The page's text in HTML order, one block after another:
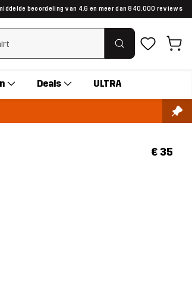
beoordeling van 4.6 en meer dan 840.000 reviews
Deals ULTRA
€ 35